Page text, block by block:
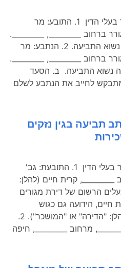
דוגמא לכתב תביעה: א. תיאור בעלי הדין 1. התובע: מר
ברחוב _________, _________.
התובע היה השוכר של הדירה נשוא התביעה. 2. הנתבע: מר
ברחוב _________, _________.
הנתבע היה המשכיר של הדירה נשוא התביעה. ב. הסעד
לחייב את הנתבע לשלם
תביעה בגין נזקים
דוגמא לכתב תביעה: א. תיאור בעלי הדין 1. התובעת: גב'
_________, קרית חיים (להלן:
הרשום של דירת מגורים
חיים, הידועה גם כגוש
_________ חלקה _________ (להלן: "הדירה" או "המושכר"). 2.
_________, מרחוב _________, חיפה